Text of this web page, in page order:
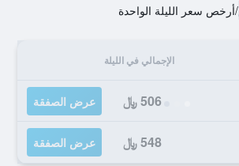
/أرخص سعر الليلة الواحدة
الإجمالي في الليلة
506 ﷼ عرض الصفقة
548 ﷼ عرض الصفقة